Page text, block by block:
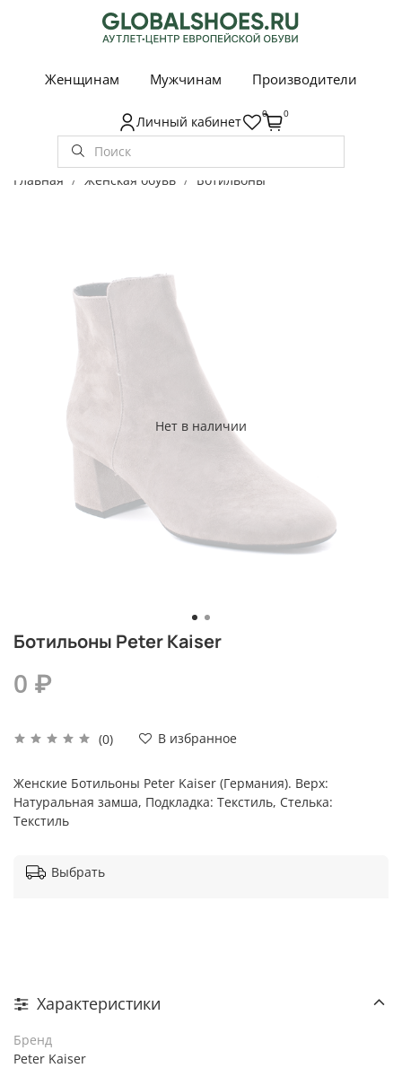
Женщинам Мужчинам Производители
Личный кабинет 0 0
Главная Женская обувь Ботильоны
Нет в наличии
Ботильоны Peter Kaiser
(0) В избранное
0 ₽
Женские Ботильоны Peter Kaiser (Германия). Верх:
Натуральная замша, Подкладка: Текстиль, Стелька:
Текстиль
Выбрать
Характеристики
Бренд
Peter Kaiser